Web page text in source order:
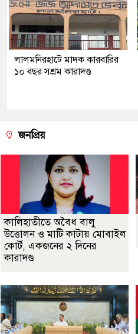
লালমনিরহাটে মাদক কারবারির
১০ বছর সশ্রম কারাদণ্ড
জনপ্রিয়
কালিহাতীতে অবৈধ বালু
উত্তোলন ও মাটি কাটায় মোবাইল
কোর্ট, একজনের ২ দিনের
কারাদণ্ড